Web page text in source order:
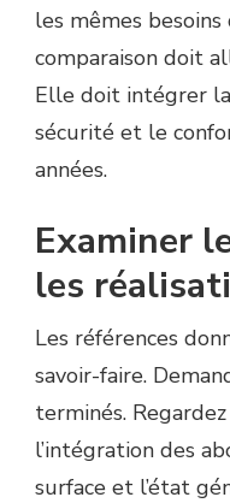
les mêmes
comparaison doit
Elle doit intégrer la
sécurité et le
années.
Examiner
les
Les références
savoir-faire.
terminés.
l’intégration des
surface et l’état